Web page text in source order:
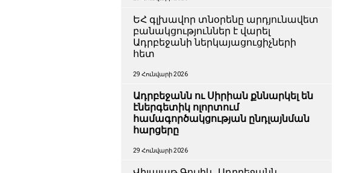
ԵՀ գլխավոր տնօրենը արդյունավետ
բանակցություններ է վարել
Ադրբեջանի ներկայացուցիչների
հետ
29 Հունվարի 2026
Ադրբեջանն ու Սիրիան քննարկել են
էներգետիկ ոլորտում
համագործակցության ընդլայնման
հարցերը
29 Հունվարի 2026